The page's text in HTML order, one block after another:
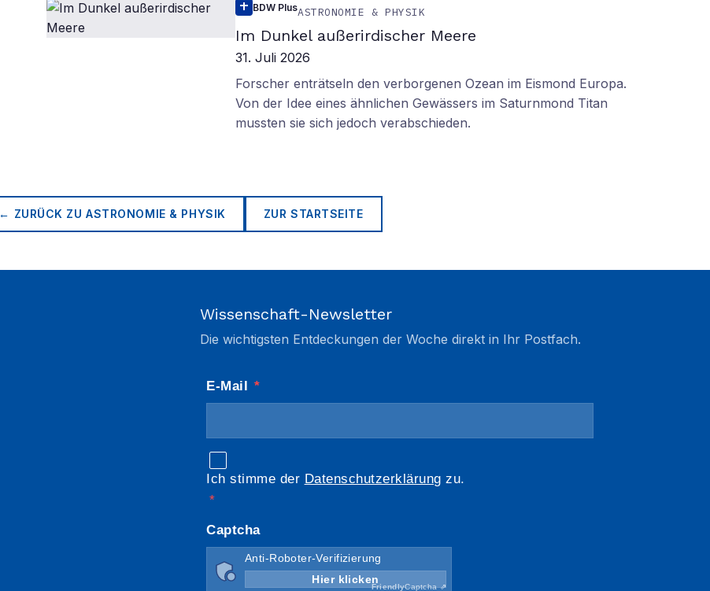
BDW PlusASTRONOMIE & PHYSIK
Im Dunkel außerirdischer Meere
31. Juli 2026
Forscher enträtseln den verborgenen Ozean im Eismond Europa.
Von der Idee eines ähnlichen Gewässers im Saturnmond Titan
mussten sie sich jedoch verabschieden.
← ZURÜCK ZUASTRONOMIE & PHYSIK ZUR STARTSEITE
Wissenschaft-Newsletter
Die wichtigsten Entdeckungen der Woche direkt in Ihr Postfach.